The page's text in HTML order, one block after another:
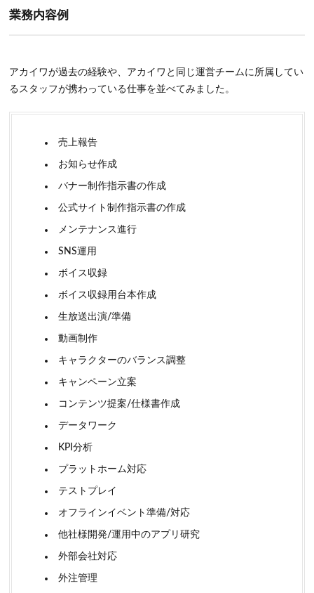
業務内容例
アカイワが過去の経験や、アカイワと同じ運営チームに所属してい
るスタッフが携わっている仕事を並べてみました。
売上報告
お知らせ作成
バナー制作指示書の作成
公式サイト制作指示書の作成
メンテナンス進行
SNS運用
ボイス収録
ボイス収録用台本作成
生放送出演/準備
動画制作
キャラクターのバランス調整
キャンペーン立案
コンテンツ提案/仕様書作成
データワーク
KPI分析
プラットホーム対応
テストプレイ
オフラインイベント準備/対応
他社様開発/運用中のアプリ研究
外部会社対応
外注管理